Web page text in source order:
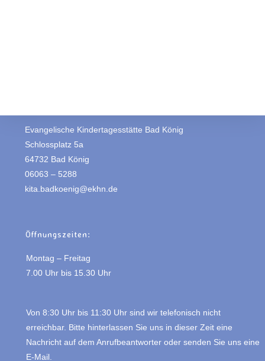
Evangelische Kindertagesstätte Bad König
Schlossplatz 5a
64732 Bad König
06063 – 5288
kita.badkoenig@ekhn.de
Öffnungszeiten:
Montag – Freitag
7.00 Uhr bis 15.30 Uhr
Von 8:30 Uhr bis 11:30 Uhr sind wir telefonisch nicht
erreichbar. Bitte hinterlassen Sie uns in dieser Zeit eine
Nachricht auf dem Anrufbeantworter oder senden Sie uns eine
E-Mail.